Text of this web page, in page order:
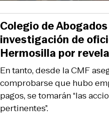
En tanto, desde la CMF
comprobarse que hubo
pagos, se tomarán “las
pertinentes”.
Colegio de
investigación de
Hermosilla por